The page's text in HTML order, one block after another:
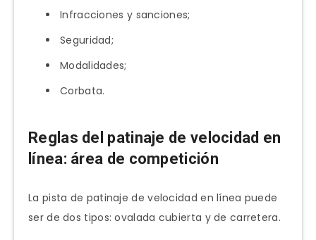
Infracciones y sanciones;
Seguridad;
Modalidades;
Corbata.
Reglas del patinaje de velocidad en
línea: área de competición
La pista de patinaje de velocidad en línea puede
ser de dos tipos: ovalada cubierta y de carretera.